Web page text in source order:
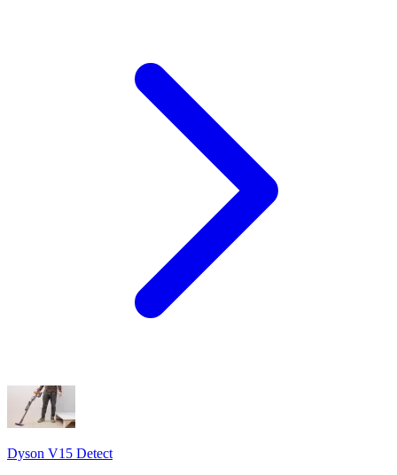
Dyson V15 Detect